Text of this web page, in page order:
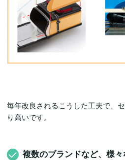
毎年改良されるこうした工夫で、
り高いです。
複数のブランドなど、様